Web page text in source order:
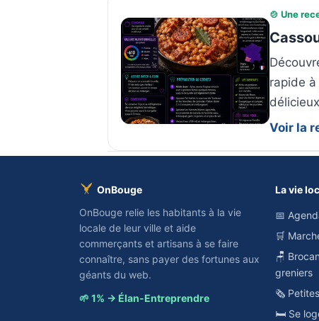
🍲 Une
rapide
Voir la
OnBouge
OnBouge relie les habitants à la vie
locale de leur ville et aide
commerçants et artisans à se faire
connaître, sans payer des fortunes aux
géants du web.
🌱 1% → Élan-Entreprendre
La vie
📅
🛒
🪑
greniers
🗞️
🛏️ Se